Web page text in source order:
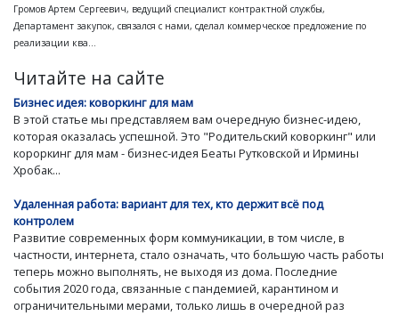
Громов Артем Сергеевич, ведущий специалист контрактной службы,
Департамент закупок, связался с нами, сделал коммерческое предложение по
реализации ква...
Читайте на сайте
Бизнес идея: коворкинг для мам
В этой статье мы представляем вам очередную бизнес-идею,
которая оказалась успешной. Это "Родительский коворкинг" или
короркинг для мам - бизнес-идея Беаты Рутковской и Ирмины
Хробак...
Удаленная работа: вариант для тех, кто держит всё под
контролем
Развитие современных форм коммуникации, в том числе, в
частности, интернета, стало означать, что большую часть работы
теперь можно выполнять, не выходя из дома. Последние
события 2020 года, связанные с пандемией, карантином и
ограничительными мерами, только лишь в очередной раз